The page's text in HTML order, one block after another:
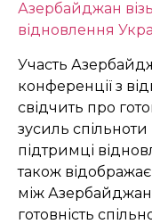
Азербайджан
відновлення
Участь
конференції з
свідчить про
зусиль
підтримці
також
між
готовність